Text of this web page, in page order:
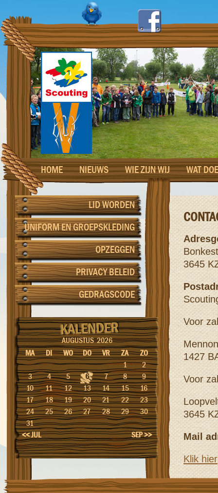
HOME NIEUWS WIE ZIJN WIJ WAT
LID WORDEN
UNIFORM EN GROEPSKLEDING
OPZEGGEN
PRIVACY BELEID
GEDRAGSCODE
AUGUSTUS 2026
MA
DI WO DO VR ZA ZO
<< JUL SEP >>
1
2
3
4 5 6 7 8
9
10
11 12 13 14 15
16
17
18 19 20 21 22
23
24
25 26 27 28 29
30
31
3645
Voor
1427
Voor
3645
Mail
Klik hier